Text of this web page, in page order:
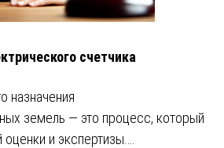
счетчика
назначения
земель — это процесс, который
и экспертизы.…